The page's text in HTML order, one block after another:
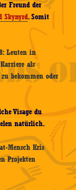
Freund der
Skynyrd. Somit
Leuten in
als
bekommen oder
Visage du
natürlich.
Mensch Kris
Projekten